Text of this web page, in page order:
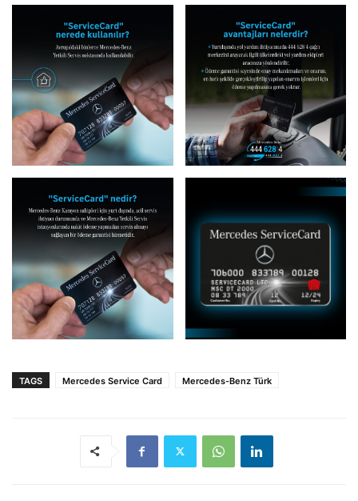
TAGS Mercedes Service Card Mercedes-Benz Türk